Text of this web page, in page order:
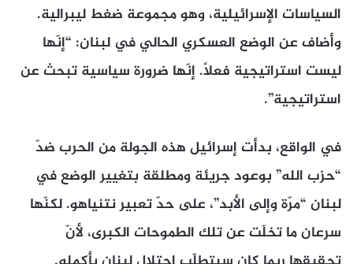
السياسات الإسرائيلية، وهو مجموعة ضغط ليبرالية.
وأضاف عن الوضع العسكري الحالي في لبنان: “إنّها
ليست استراتيجية فعلاً. إنّها ضرورة سياسية تبحث عن
استراتيجية”.
في الواقع، بدأت إسرائيل هذه الجولة من الحرب ضدّ
“حزب الله” بوعود جريئة ومطلقة بتغيير الوضع في
لبنان “مرّة وإلى الأبد”، على حدّ تعبير نتنياهو. لكنّها
سرعان ما تخلّت عن تلك الطموحات الكبرى، لأنّ